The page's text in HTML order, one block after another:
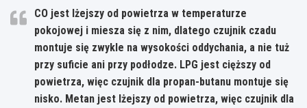
CO jest lżejszy od powietrza w temperaturze
pokojowej i miesza się z nim, dlatego czujnik czadu
montuje się zwykle na wysokości oddychania, a nie tuż
przy suficie ani przy podłodze. LPG jest cięższy od
powietrza, więc czujnik dla propan-butanu montuje się
nisko. Metan jest lżejszy od powietrza, więc czujnik dla